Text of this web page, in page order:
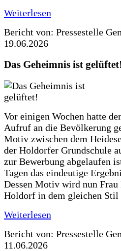
Weiterlesen
Bericht von: Pressestelle
19.06.2026
Das Geheimnis ist
Vor einigen Wochen hatte
Aufruf an die Bevölkerung
Motiv zwischen dem
der Holdorfer Grundschule
zur Bewerbung abgelaufen
Tagen das eindeutige
Dessen Motiv wird nun
Holdorf in dem gleichen Stil
Weiterlesen
Bericht von: Pressestelle
11.06.2026